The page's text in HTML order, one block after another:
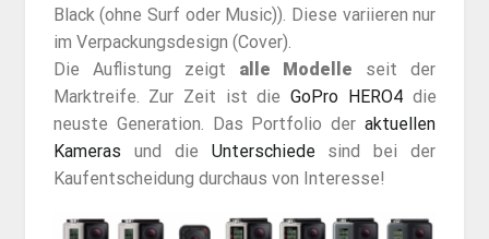
Black (ohne Surf oder Music)). Diese variieren nur
im Verpackungsdesign (Cover).
Die Auflistung zeigt alle Modelle seit der
Marktreife. Zur Zeit ist dieGoPro HERO4die
neuste Generation. Das Portfolio deraktuellen
Kameras und die Unterschiedesind bei der
Kaufentscheidung durchaus von Interesse!